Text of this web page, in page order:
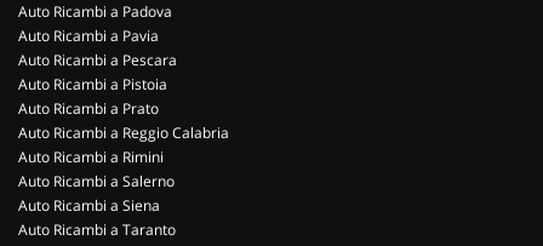
Auto Ricambi a Padova
Auto Ricambi a Pavia
Auto Ricambi a Pescara
Auto Ricambi a Pistoia
Auto Ricambi a Prato
Auto Ricambi a Reggio Calabria
Auto Ricambi a Rimini
Auto Ricambi a Salerno
Auto Ricambi a Siena
Auto Ricambi a Taranto